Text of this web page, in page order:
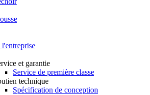
et garantie
Service de première classe
technique
Spécification de conception